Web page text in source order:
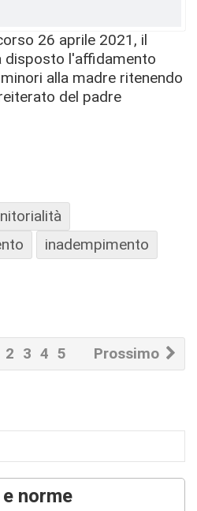
26 aprile 2021, il
disposto l'affidamento
alla madre ritenendo
del padre
inadempimento
Prossimo
2 3 4 5
norme